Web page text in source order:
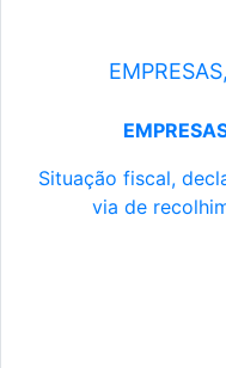
Situação fiscal,
via de